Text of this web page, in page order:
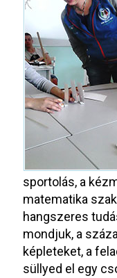
sportolás, a
matematika
hangszeres
mondjuk, a
képleteket, a
süllyed el egy